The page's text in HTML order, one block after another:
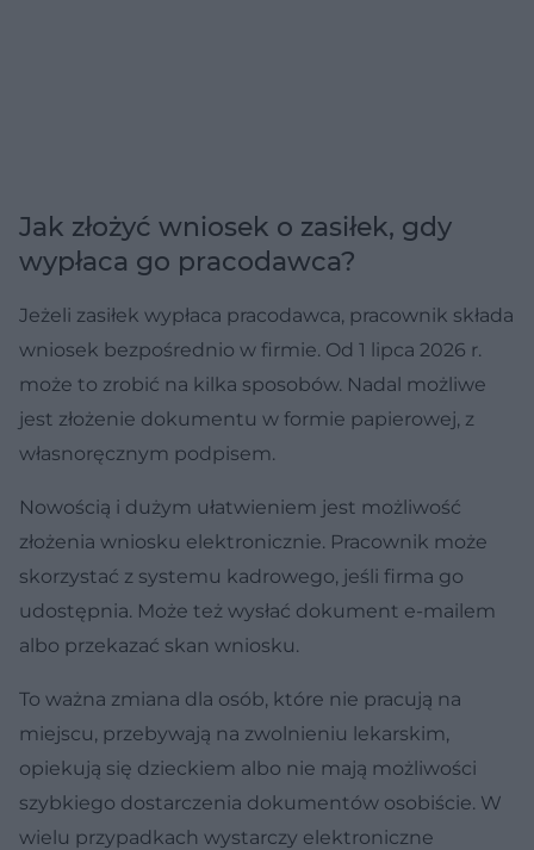
Jak złożyć wniosek o zasiłek, gdy
wypłaca go pracodawca?
Jeżeli zasiłek wypłaca pracodawca, pracownik składa
wniosek bezpośrednio w firmie. Od 1 lipca 2026 r.
może to zrobić na kilka sposobów. Nadal możliwe
jest złożenie dokumentu w formie papierowej, z
własnoręcznym podpisem.
Nowością i dużym ułatwieniem jest możliwość
złożenia wniosku elektronicznie. Pracownik może
skorzystać z systemu kadrowego, jeśli firma go
udostępnia. Może też wysłać dokument e-mailem
albo przekazać skan wniosku.
To ważna zmiana dla osób, które nie pracują na
miejscu, przebywają na zwolnieniu lekarskim,
opiekują się dzieckiem albo nie mają możliwości
szybkiego dostarczenia dokumentów osobiście. W
wielu przypadkach wystarczy elektroniczne